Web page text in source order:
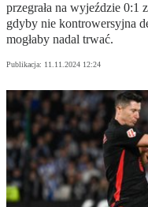
przegrała na wyjeździe 0:1
gdyby nie kontrowersyjna
mogłaby nadal trwać.
Publikacja: 11.11.2024 12:24